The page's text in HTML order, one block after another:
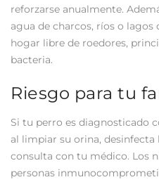
reforzarse anualmente.
agua de charcos, ríos o
hogar libre de roedores,
bacteria.
Riesgo para tu
Si tu perro es diagnosticado
al limpiar su orina, desinfecta
consulta con tu médico. Los
personas